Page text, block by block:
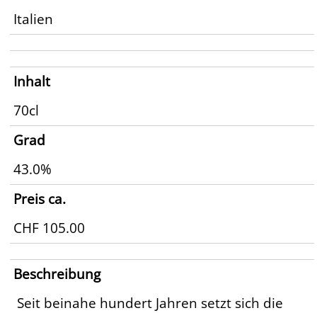
Italien
Inhalt
70cl
Grad
43.0%
Preis ca.
CHF 105.00
Beschreibung
Seit beinahe hundert Jahren setzt sich die